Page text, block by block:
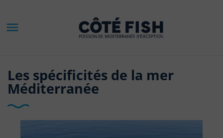

Les spécificités de la mer
Méditerranée